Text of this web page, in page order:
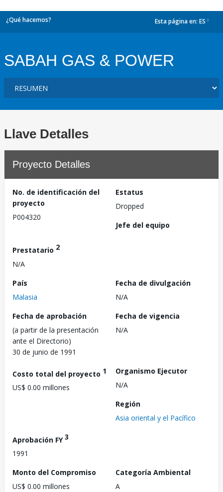
¿Qué hacemos? Esta página en: ES
SABAH GAS & POWER
Llave Detalles
Proyecto Detalles
No. de identificación del
proyecto
P004320
Estatus
Dropped
Jefe del equipo
Prestatario 2
N/A
País
Malasia
Fecha de divulgación
N/A
Fecha de aprobación
(a partir de la presentación
ante el Directorio)
30 de junio de 1991
Fecha de vigencia
N/A
Costo total del proyecto 1
US$ 0.00 millones
Organismo Ejecutor
N/A
Región
Asia oriental y el Pacífico
Aprobación FY3
1991
Monto del Compromiso
US$ 0.00 millones
Categoría Ambiental
A